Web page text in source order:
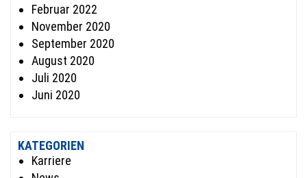
Februar 2022
November 2020
September 2020
August 2020
Juli 2020
Juni 2020
KATEGORIEN
Karriere